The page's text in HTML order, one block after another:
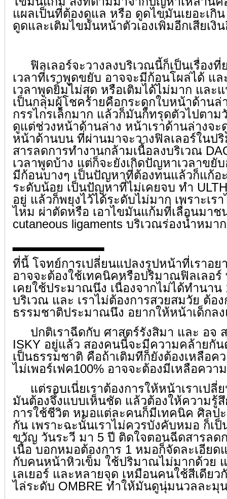
แผลเป็นที่ต้องดูแล หรือ ดูดไขมันเยอะเกิ
ดูดและเติมไขมันหน้าตัวเองเพิ่มอีกเสียเงิ
ฟิลเลอร์จะวางลงบริเวณนี้ก็เป็นเรื่องที่
เวลาที่เราพูดขยับ อาจจะมีก้อนโผล่ได้ แ
เวลาพูดยิ้มไม่สุด หรือเติมได้ไม่มาก และ
เป็นกลุ่มผู้โชคร้ายคือกระดูกใบหน้าด้านล่
กรรไกรเล็กมาก แล้วก็มันก็ทรุดตัวไปตาม
ดูแต่ช่วงหน้าด้านล่าง หน้าเราด้านล่างจะ
หน้าด้านบน ที่ผ่านมาจะวางฟิลเลอร์ในป
สารลดการทำงานกล้ามเนื้อลงบริเวณ
เวลาพูดบ้าง แต่ก็จะยังเกิดปัญหาเวลาขยั
มีก้อนบางๆ เป็นปัญหาที่ต้องทนแล้วก็แก้อ
ระดับน้อย เป็นปัญหาที่ไม่เคยจบ ทำ
อยู่ แล้วก็พยุงไว้ได้ระดับไม่มาก เพราะเร
ไหม ผ่าตัดหรือ เอาไขมันแก้มที่เลื่อนมาช
cutaneous ligaments บริเวณร่องน้ำหมา
▂▂▂▂▂▂▂▂▂▂
ที่นี้ โจทย์การเปลี่ยนแปลงรูปหน้าที่เราอย
อาจจะต้องใช้เทคนิคหรือปริมาณฟิลเลอ
เคยใช้ประมาณนึง เนื่องจากไม่ได้ทำนา
บริเวณ และ เราไม่ต้องการสวยสมวัย ต้อง
ธรรมชาติประมาณนึง อยากให้หน้าเด็กล
ปกติเราฉีดกับ ศาสตร์รังสิมา และ อจ
ISKY อยู่แล้ว สองคนนี้จะมีความคล้ายกั
เป็นธรรมชาติ คือถ้าเติมทีก็ยังต้องเหลือค
ไม่เพอร์เฟค100% อาจจะต้องมีเหลือควา
แต่รอบเนี่ยเราต้องการให้หน้าเราเปลี่ย
มันต้องจึ้งแบบเห็นชัด แล้วต้องให้ความรู้สึ
การใช้ชีวิต หมอแต่ละคนก็มีเทคนิค ศิลป
กัน เพราะฉะนั้นเราไม่ควรบังคับหมอ ก็เ
ขวัญ วันระวี มา 5 ปี ติดใจตอนฉีดสารลด
เนื้อ บอกหมอต้องการ 1 หมอก็จัดละเอียด
กับคนหน้าหิวเข็ม ใช้ปริมาณไม่มากด้วย
เลเยอร์ และหลายจุด เหมือนคนใช้สีเดีย
ไล่ระดับ OMBRE ทำให้มันดูนุ่มนวลละมุ